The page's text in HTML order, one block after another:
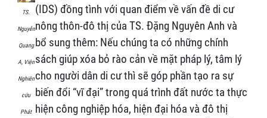
TS.
Nguyễn
Quang
A, Viện
Nghiên
cứu
Phát
(IDS) đồng tình với quan điểm về vấn đề di cư
nông thôn-đô thị của TS. Đặng Nguyên Anh và
bổ sung thêm: Nếu chúng ta có những chính
sách giúp xóa bỏ rào cản về mặt pháp lý, tâm lý
cho người dân di cư thì sẽ góp phần tạo ra sự
biến đổi “vĩ đại” trong quá trình đất nước ta thực
hiện công nghiệp hóa, hiện đại hóa và đô thị